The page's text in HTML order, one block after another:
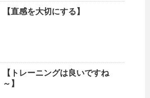
【直感を大切にする】
【トレーニングは良いですね
～】